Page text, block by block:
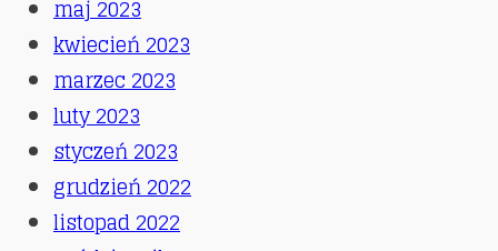
maj 2023
kwiecień 2023
marzec 2023
luty 2023
styczeń 2023
grudzień 2022
listopad 2022